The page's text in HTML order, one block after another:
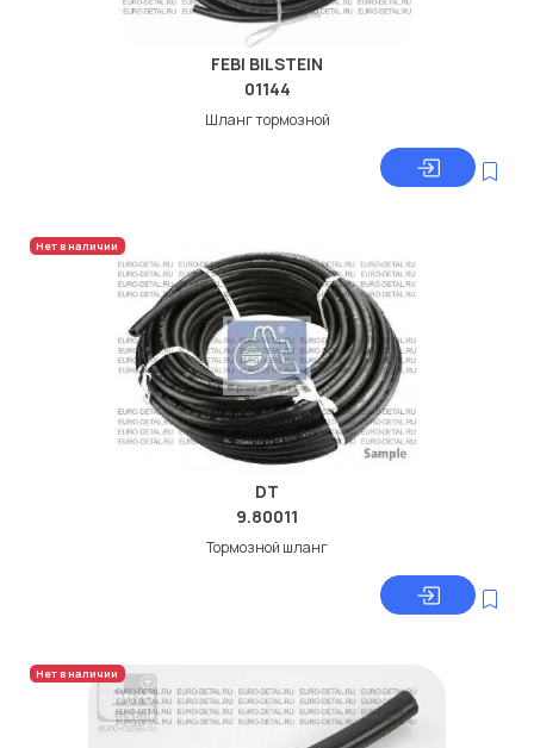
FEBI BILSTEIN
01144
Шланг тормозной
Нет в наличии
DT
9.80011
Тормозной шланг
Нет в наличии